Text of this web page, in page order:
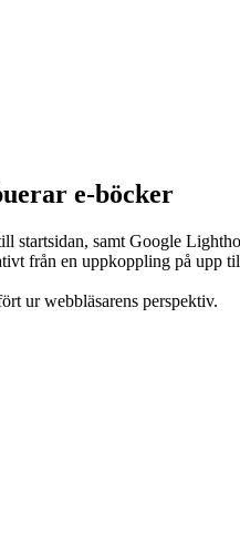
e-böcker
startsidan, samt Google
från en uppkoppling på upp
ur webbläsarens perspektiv.